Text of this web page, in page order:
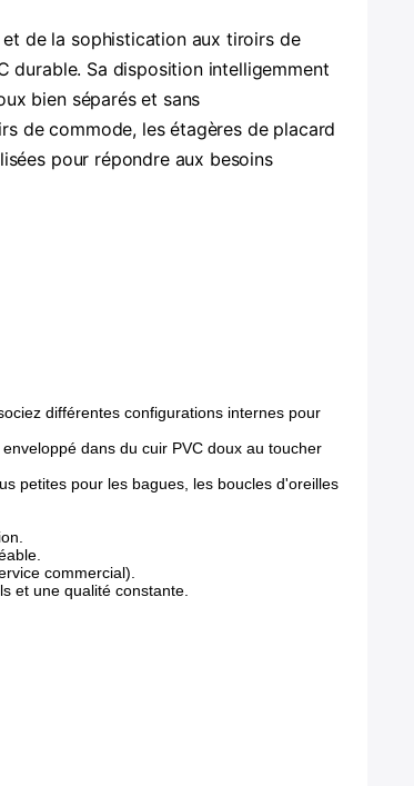
de la sophistication aux tiroirs de
durable. Sa disposition intelligemment
bien séparés et sans
de commode, les étagères de placard
pour répondre aux besoins
différentes configurations internes pour
dans du cuir PVC doux au toucher
petites pour les bagues, les boucles d'oreilles
commercial).
et une qualité constante.